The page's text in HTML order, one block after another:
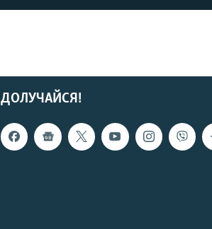
ДОЛУЧАЙСЯ!